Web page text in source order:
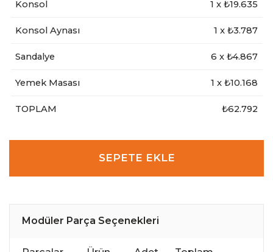
Konsol 1 x ₺19.635
Konsol Aynası 1 x ₺3.787
Sandalye 6 x ₺4.867
Yemek Masası 1 x ₺10.168
TOPLAM ₺62.792
SEPETE EKLE
Modüler Parça Seçenekleri